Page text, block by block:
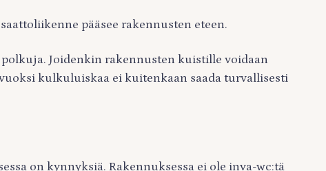
pääsee rakennusten eteen.
Joidenkin rakennusten kuistille voidaan
kulkuluiskaa ei kuitenkaan saada turvallisesti
on kynnyksiä. Rakennuksessa ei ole inva-wc:tä